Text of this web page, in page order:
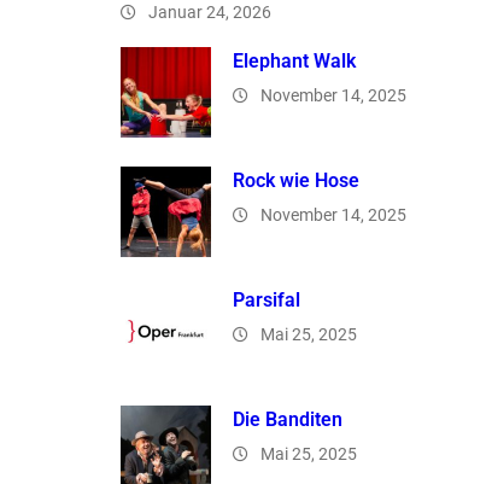
Januar 24, 2026
Elephant Walk
November 14, 2025
Rock wie Hose
November 14, 2025
Parsifal
Mai 25, 2025
Die Banditen
Mai 25, 2025